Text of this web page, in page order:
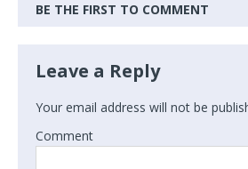
BE THE FIRST TO COMMENT
Leave a Reply
Your email address will not be
Comment